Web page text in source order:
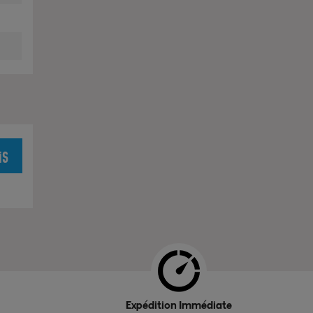
Expédition Immédiate